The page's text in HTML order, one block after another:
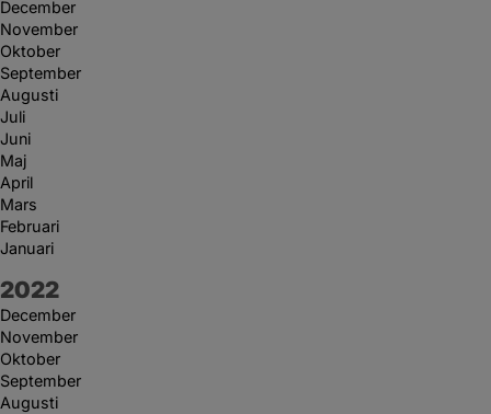
December
November
Oktober
September
Augusti
Juli
Juni
Maj
April
Mars
Februari
Januari
År:
2022
December
November
Oktober
September
Augusti